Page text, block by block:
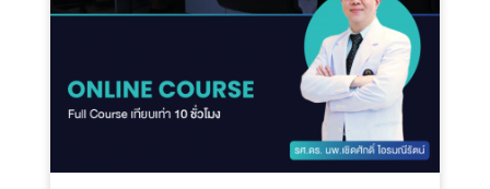
ประเภท : Online Course
500.00 บ.